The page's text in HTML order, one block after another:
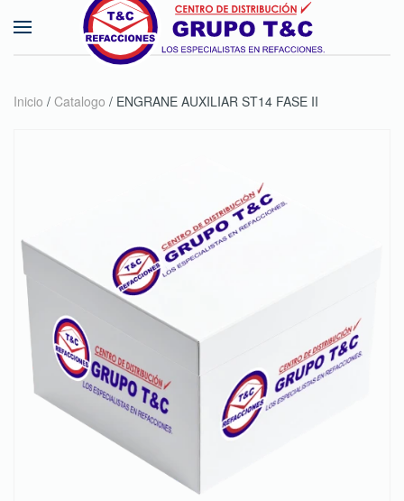
Skip to main content
Inicio / Catalogo / ENGRANE AUXILIAR ST14 FASE II